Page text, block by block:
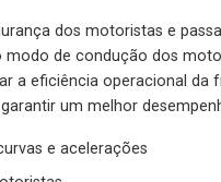
dos motoristas e
modo de condução dos
a eficiência operacional da
um melhor
e acelerações